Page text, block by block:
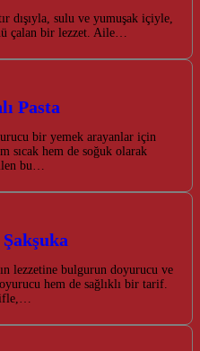
dışıyla, sulu ve yumuşak içiyle,
çalan bir lezzet. Aile…
Pasta
bir yemek arayanlar için
sıcak hem de soğuk olarak
bu…
lezzetine bulgurun doyurucu ve
hem de sağlıklı bir tarif.